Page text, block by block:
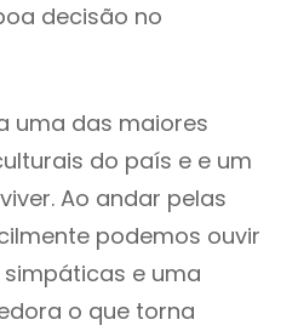
decisão no
uma das maiores
do país e e um
Ao andar pelas
podemos ouvir
e uma
o que torna